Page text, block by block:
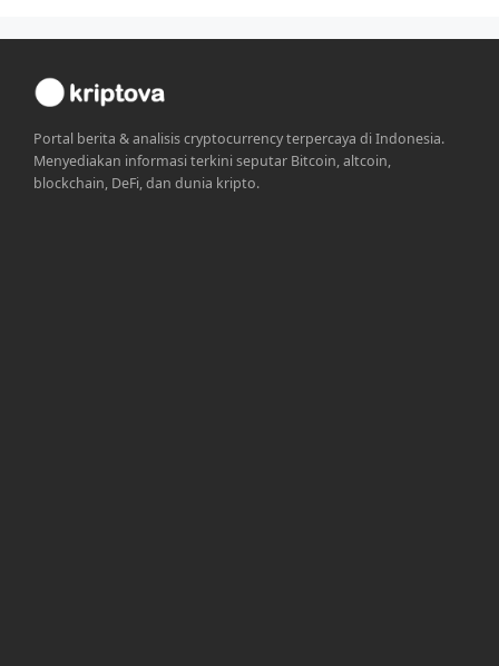
Portal berita & analisis cryptocurrency terpercaya di Indonesia.
Menyediakan informasi terkini seputar Bitcoin, altcoin,
blockchain, DeFi, dan dunia kripto.